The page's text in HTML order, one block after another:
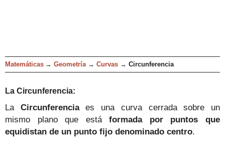
Matemáticas → Geometría→ Curvas → Circunferencia
La Circunferencia:
La Circunferenciaes una curva cerrada sobre un
mismo plano que estáformada por puntos que
equidistan de un punto fijo denominado centro.